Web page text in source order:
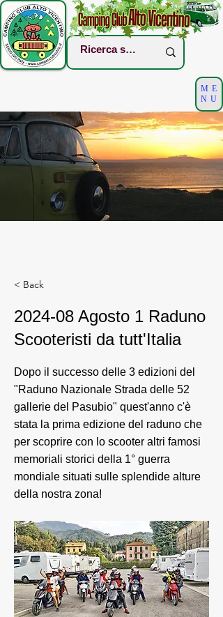
ME
NU
< Back
2024-08 Agosto 1 Raduno
Scooteristi da tutt'Italia
Dopo il successo delle 3 edizioni del
"Raduno Nazionale Strada delle 52
gallerie del Pasubio" quest'anno c'è
stata la prima edizione del raduno che
per scoprire con lo scooter altri famosi
memoriali storici della 1° guerra
mondiale situati sulle splendide alture
della nostra zona!